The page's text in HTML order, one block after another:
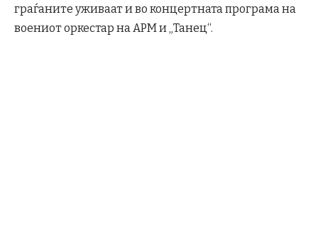
граѓаните уживаат и во концертната програма на
воениот оркестар на АРМ и „Танец“.